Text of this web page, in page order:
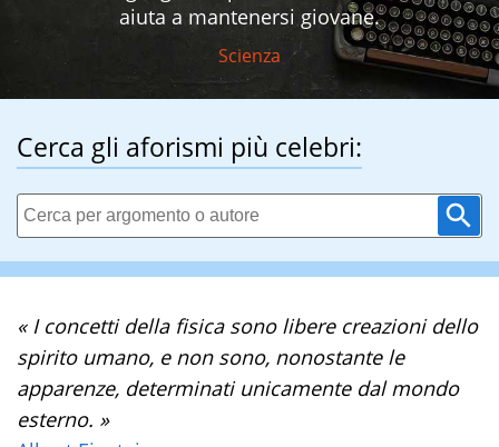
aiuta a mantenersi giovane.
Scienza
Cerca gli aforismi più celebri:
« I concetti della fisica sono libere creazioni dello
spirito umano, e non sono, nonostante le
apparenze, determinati unicamente dal mondo
esterno. »